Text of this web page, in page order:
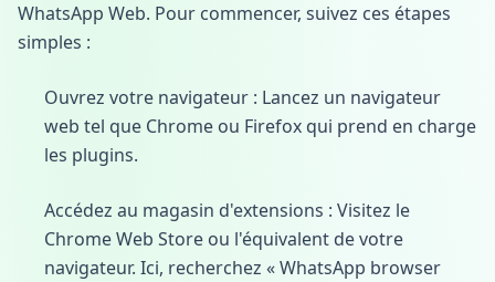
WhatsApp Web. Pour commencer, suivez ces étapes
simples :
Ouvrez votre navigateur : Lancez un navigateur
web tel que Chrome ou Firefox qui prend en charge
les plugins.
Accédez au magasin d'extensions : Visitez le
Chrome Web Store ou l'équivalent de votre
navigateur. Ici, recherchez « WhatsApp browser